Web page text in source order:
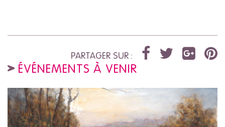
PARTAGER SUR :
ÉVÉNEMENTS À VENIR